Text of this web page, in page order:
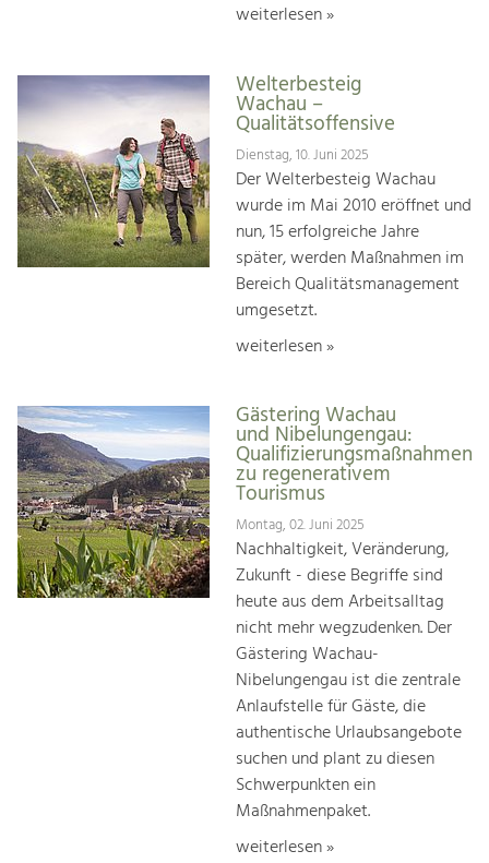
weiterlesen »
Welterbesteig
Wachau –
Qualitätsoffensive
Dienstag, 10. Juni 2025
Der Welterbesteig Wachau
wurde im Mai 2010 eröffnet und
nun, 15 erfolgreiche Jahre
später, werden Maßnahmen im
Bereich Qualitätsmanagement
umgesetzt.
weiterlesen »
Gästering Wachau
und Nibelungengau:
Qualifizierungsmaßnahmen
zu regenerativem
Tourismus
Montag, 02. Juni 2025
Nachhaltigkeit, Veränderung,
Zukunft - diese Begriffe sind
heute aus dem Arbeitsalltag
nicht mehr wegzudenken. Der
Gästering Wachau-
Nibelungengau ist die zentrale
Anlaufstelle für Gäste, die
authentische Urlaubsangebote
suchen und plant zu diesen
Schwerpunkten ein
Maßnahmenpaket.
weiterlesen »